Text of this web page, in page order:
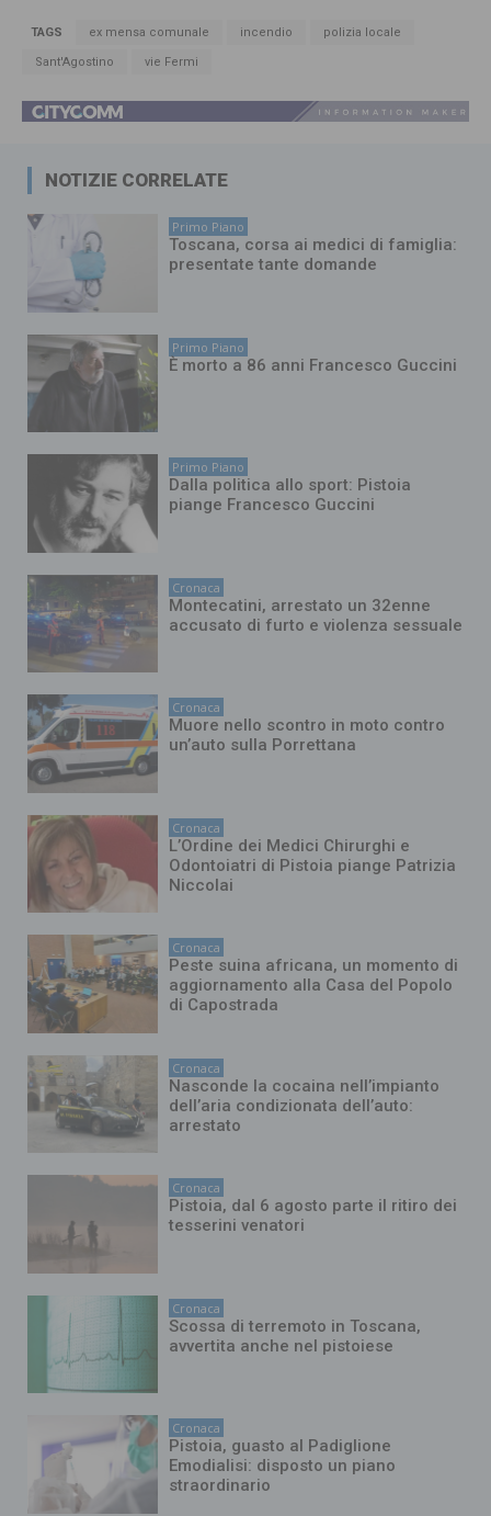
TAGS ex mensa comunale incendio polizia locale
Sant'Agostino vie Fermi
NOTIZIE CORRELATE
Primo Piano
Toscana, corsa ai medici di famiglia:
presentate tante domande
Primo Piano
È morto a 86 anni Francesco Guccini
Primo Piano
Dalla politica allo sport: Pistoia
piange Francesco Guccini
Cronaca
Montecatini, arrestato un 32enne
accusato di furto e violenza sessuale
Cronaca
Muore nello scontro in moto contro
un’auto sulla Porrettana
Cronaca
L’Ordine dei Medici Chirurghi e
Odontoiatri di Pistoia piange Patrizia
Niccolai
Cronaca
Peste suina africana, un momento di
aggiornamento alla Casa del Popolo
di Capostrada
Cronaca
Nasconde la cocaina nell’impianto
dell’aria condizionata dell’auto:
arrestato
Cronaca
Pistoia, dal 6 agosto parte il ritiro dei
tesserini venatori
Cronaca
Scossa di terremoto in Toscana,
avvertita anche nel pistoiese
Cronaca
Pistoia, guasto al Padiglione
Emodialisi: disposto un piano
straordinario